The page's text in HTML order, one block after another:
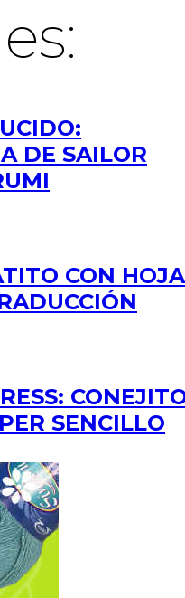
DE SAILOR
CON HOJA
SENCILLO